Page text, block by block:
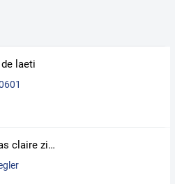
laeti
bonome (as claire ziegler)